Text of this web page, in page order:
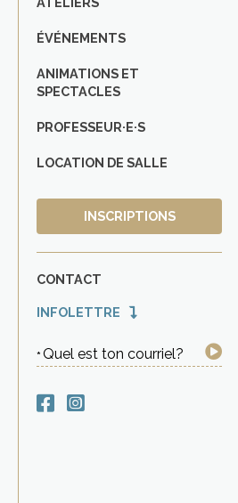
ÉVÉNEMENTS
ANIMATIONS ET
SPECTACLES
PROFESSEUR·E·S
LOCATION DE SALLE
INSCRIPTIONS
CONTACT
INFOLETTRE
Quel est ton courriel?